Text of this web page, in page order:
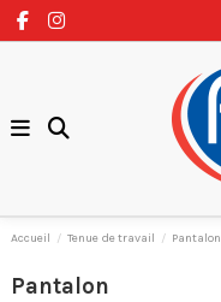
Accueil Tenue de travail Pantalon
Pantalon